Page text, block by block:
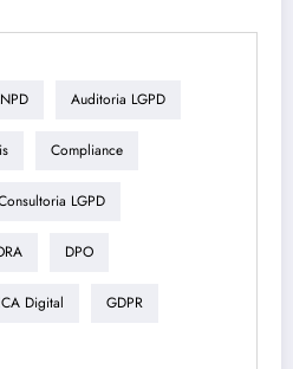
Auditoria LGPD
Compliance
LGPD
DPO
Digital GDPR